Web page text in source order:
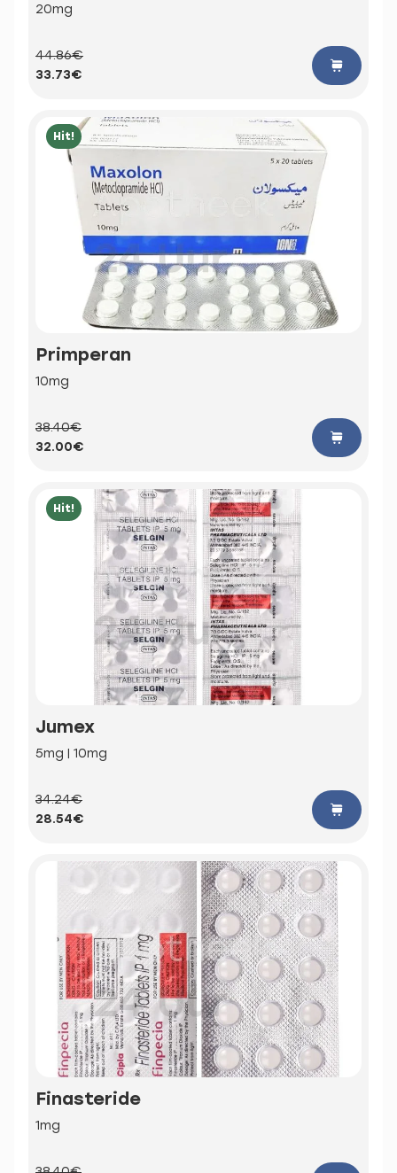
20mg
44.86€
33.73€
Hit!
Primperan
10mg
38.40€
32.00€
Hit!
Jumex
5mg | 10mg
34.24€
28.54€
Finasteride
1mg